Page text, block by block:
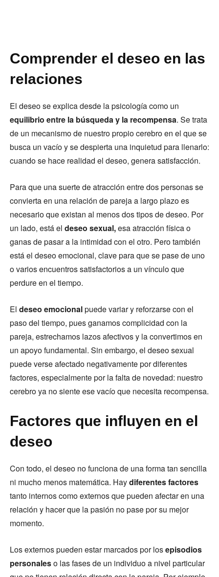
Comprender el deseo en las
relaciones
El deseo se explica desde la psicología como un
equilibrio entre la búsqueda y la recompensa. Se trata
de un mecanismo de nuestro propio cerebro en el que se
busca un vacío y se despierta una inquietud para llenarlo:
cuando se hace realidad el deseo, genera satisfacción.
Para que una suerte de atracción entre dos personas se
convierta en una relación de pareja a largo plazo es
necesario que existan al menos dos tipos de deseo. Por
un lado, está el deseo sexual,esa atracción física o
ganas de pasar a la intimidad con el otro. Pero también
está el deseo emocional, clave para que se pase de uno
o varios encuentros satisfactorios a un vínculo que
perdure en el tiempo.
El deseo emocionalpuede variar y reforzarse con el
paso del tiempo, pues ganamos complicidad con la
pareja, estrechamos lazos afectivos y la convertimos en
un apoyo fundamental. Sin embargo, el deseo sexual
puede verse afectado negativamente por diferentes
factores, especialmente por la falta de novedad: nuestro
cerebro ya no siente ese vacío que necesita recompensa.
Factores que influyen en el
deseo
Con todo, el deseo no funciona de una forma tan sencilla
ni mucho menos matemática. Haydiferentes factores
tanto internos como externos que pueden afectar en una
relación y hacer que la pasión no pase por su mejor
momento.
Los externos pueden estar marcados por losepisodios
personaleso las fases de un individuo a nivel particular